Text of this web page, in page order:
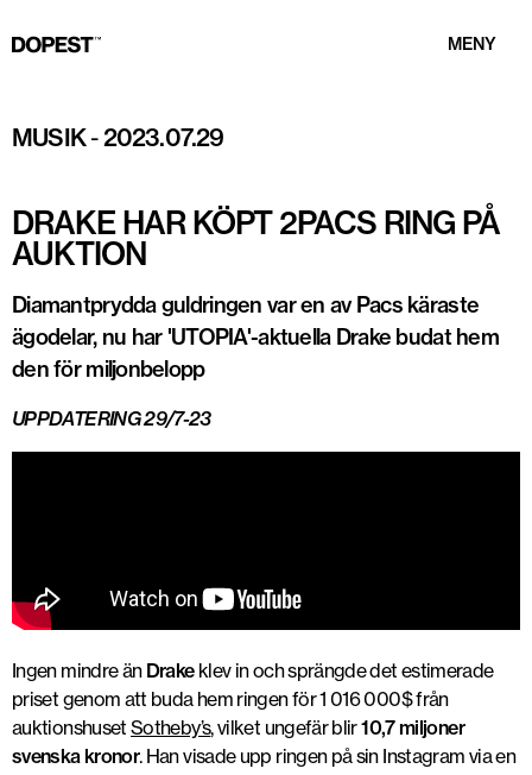
MENY
MUSIK-2023.07.29
DRAKE HAR KÖPT 2PACS RING PÅ
AUKTION
Diamantprydda guldringen var en av Pacs käraste
ägodelar, nu har 'UTOPIA'-aktuella Drake budat hem
den för miljonbelopp
UPPDATERING 29/7-23
Ingen mindre än Drakeklev in och sprängde det estimerade
priset genom att buda hem ringen för 1 016 000$ från
auktionshusetSotheby’s, vilket ungefär blir10,7 miljoner
svenska kronor. Han visade upp ringen på sin Instagram via en